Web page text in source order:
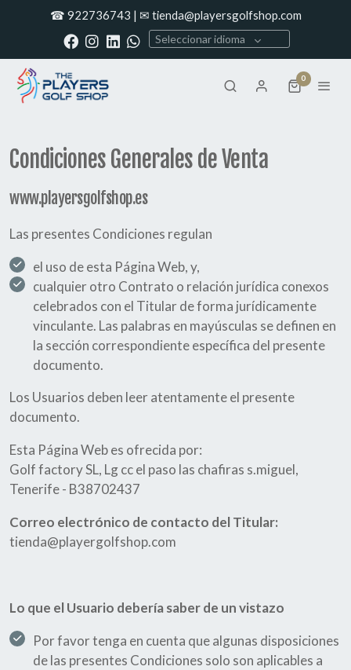
☎ 922736743 | ✉ tienda@playersgolfshop.com
Seleccionar idioma
0
Condiciones Generales de Venta
www.playersgolfshop.es
Las presentes Condiciones regulan
el uso de esta Página Web, y,
cualquier otro Contrato o relación jurídica conexos
celebrados con el Titular de forma jurídicamente
vinculante. Las palabras en mayúsculas se definen en
la sección correspondiente específica del presente
documento.
Los Usuarios deben leer atentamente el presente
documento.
Esta Página Web es ofrecida por:
Golf factory SL, Lg cc el paso las chafiras s.miguel,
Tenerife - B38702437
Correo electrónico de contacto del Titular:
tienda@playergolfshop.com
Lo que el Usuario debería saber de un vistazo
Por favor tenga en cuenta que algunas disposiciones
de las presentes Condiciones solo son aplicables a